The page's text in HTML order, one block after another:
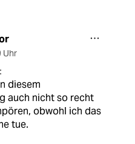
Uhr
diesem
auch nicht so recht
obwohl ich das
tue.